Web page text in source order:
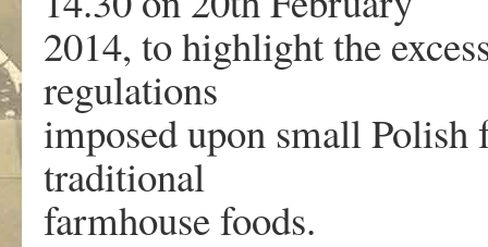
2014, to highlight the
regulations
imposed upon small
traditional
farmhouse foods.